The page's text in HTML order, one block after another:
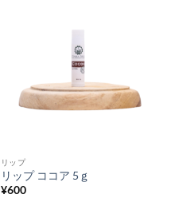
リップ
リップ ココア 5ｇ
¥600